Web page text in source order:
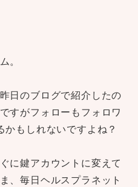
。
日のブログで紹介したの
すがフォローもフォロワ
もしれないですよね？
に鍵アカウントに変えて
、毎日ヘルスプラネット